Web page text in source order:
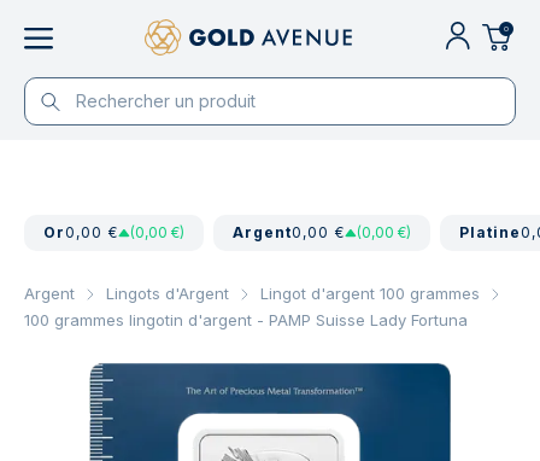
0
Or0,00 € (0,00 €) Argent0,00 € (0,00 €) Platine
Argent Lingots d'Argent
Lingot d'argent 100 grammes
100 grammes lingotin d'argent - PAMP Suisse Lady Fortuna